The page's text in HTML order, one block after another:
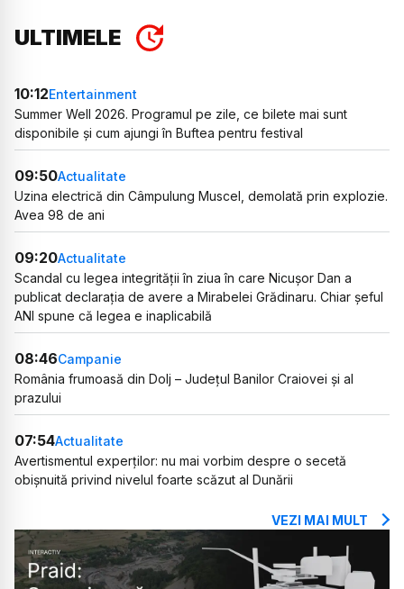
ULTIMELE
10:12Entertainment
Summer Well 2026. Programul pe zile, ce bilete mai sunt
disponibile și cum ajungi în Buftea pentru festival
09:50Actualitate
Uzina electrică din Câmpulung Muscel, demolată prin explozie.
Avea 98 de ani
09:20Actualitate
Scandal cu legea integrității în ziua în care Nicușor Dan a
publicat declarația de avere a Mirabelei Grădinaru. Chiar șeful
ANI spune că legea e inaplicabilă
08:46Campanie
România frumoasă din Dolj – Județul Banilor Craiovei și al
prazului
07:54Actualitate
Avertismentul experților: nu mai vorbim despre o secetă
obișnuită privind nivelul foarte scăzut al Dunării
VEZI MAI MULT